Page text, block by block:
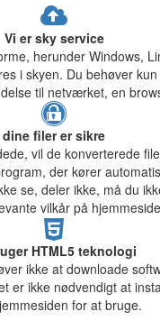
Vi er sky service
herunder Windows,
i skyen. Du behøver
til netværket, en
dine filer er sikre
vil de konverterede
der kører
se, deler ikke, må du
vilkår på
HTML5 teknologi
ikke at downloade
er ikke nødvendigt at
for at bruge.